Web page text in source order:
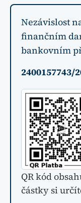
Nezávislost
finančním
bankovním
2400157743/
QR kód
částky si